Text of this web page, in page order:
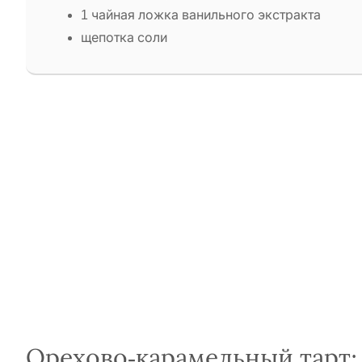
1 чайная ложка ванильного экстракта
щепотка соли